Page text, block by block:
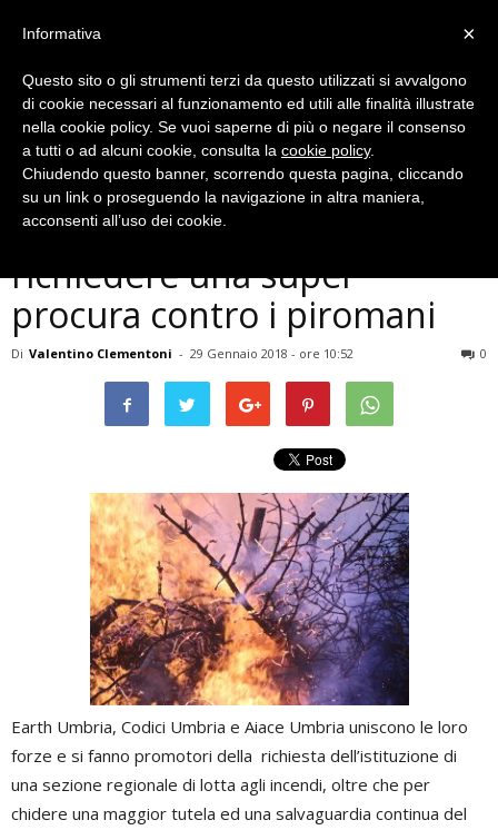
Cronaca
Terni, associazioni unite per
richiedere una super
procura contro i piromani
Di Valentino Clementoni - 29 Gennaio 2018 - ore 10:52 0
Earth Umbria, Codici Umbria e Aiace Umbria uniscono le loro
forze e si fanno promotori della richiesta dell’istituzione di
una sezione regionale di lotta agli incendi, oltre che per
chidere una maggior tutela ed una salvaguardia continua del
×
Informativa
Questo sito o gli strumenti terzi da questo utilizzati si avvalgono
di cookie necessari al funzionamento ed utili alle finalità illustrate
nella cookie policy. Se vuoi saperne di più o negare il consenso
a tutti o ad alcuni cookie, consulta la cookie policy.
Chiudendo questo banner, scorrendo questa pagina, cliccando
su un link o proseguendo la navigazione in altra maniera,
acconsenti all’uso dei cookie.